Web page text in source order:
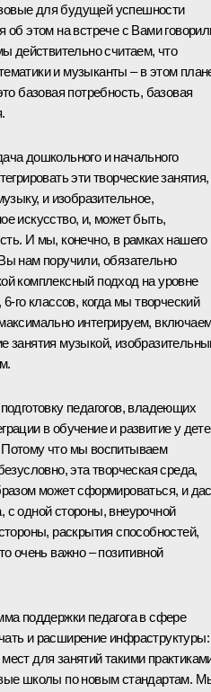
для будущей успешности
об этом на встрече с Вами
действительно считаем, что
и музыканты – в этом
базовая потребность, базовая
дошкольного и начального
эти творческие занятия,
и изобразительное,
искусство, и, может быть,
И мы, конечно, в рамках нашего
нам поручили, обязательно
комплексный подход на уровне
го классов, когда мы творческий
интегрируем,
занятия музыкой,
педагогов, владеющих
в обучение и развитие у
что мы воспитываем
эта творческая среда,
может сформироваться, и
с одной стороны, внеурочной
раскрытия способностей,
очень важно – позитивной
поддержки педагога в сфере
и расширение инфраструктуры:
для занятий такими
школы по новым стандартам.